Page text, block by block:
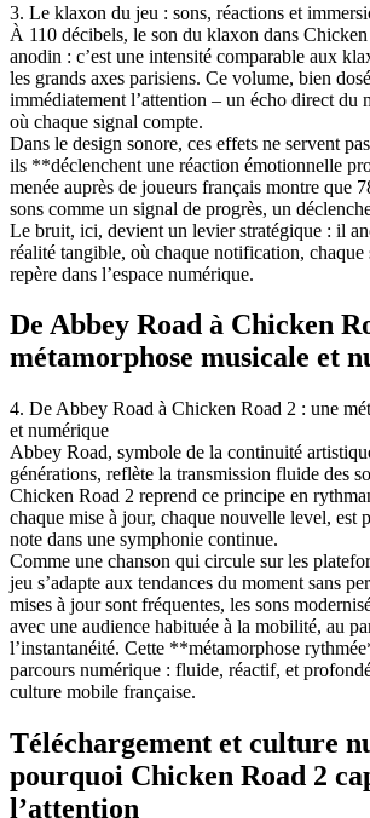
3. Le klaxon du jeu : sons, réactions et
À 110 décibels, le son du klaxon dans Chicken
anodin : c’est une intensité comparable aux
les grands axes parisiens. Ce volume, bien
immédiatement l’attention – un écho direct du
où chaque signal compte.
Dans le design sonore, ces effets ne servent
ils **déclenchent une réaction émotionnelle
menée auprès de joueurs français montre que
sons comme un signal de progrès, un
Le bruit, ici, devient un levier stratégique : il
réalité tangible, où chaque notification, chaque
repère dans l’espace numérique.
De Abbey Road à Chicken
métamorphose musicale et
4. De Abbey Road à Chicken Road 2 : une
et numérique
Abbey Road, symbole de la continuité
générations, reflète la transmission fluide des
Chicken Road 2 reprend ce principe en
chaque mise à jour, chaque nouvelle level, est
note dans une symphonie continue.
Comme une chanson qui circule sur les
jeu s’adapte aux tendances du moment sans
mises à jour sont fréquentes, les sons
avec une audience habituée à la mobilité, au
l’instantanéité. Cette **métamorphose
parcours numérique : fluide, réactif, et
culture mobile française.
Téléchargement et culture
pourquoi Chicken Road 2
l’attention